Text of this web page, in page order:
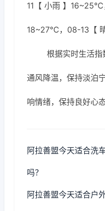
11【 小雨 】16~25℃
18~27℃，08-13【
根据实时生活
通风降温，保持淡泊
响情绪，保持良好心
阿拉善盟今天适合洗
吗？
阿拉善盟今天适合户